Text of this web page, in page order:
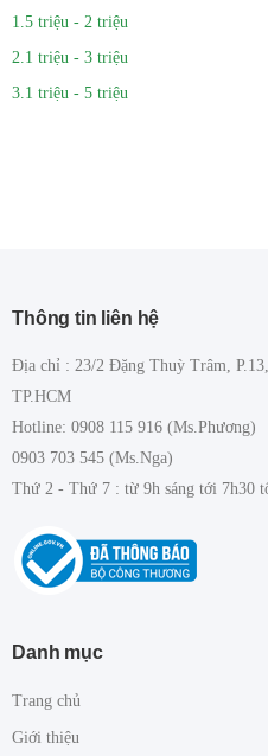
1.5 triệu - 2 triệu
2.1 triệu - 3 triệu
3.1 triệu - 5 triệu
Thông tin liên hệ
Địa chỉ : 23/2 Đặng Thuỳ Trâm,
TP.HCM
Hotline: 0908 115 916 (Ms.Phương)
0903 703 545 (Ms.Nga)
Thứ 2 - Thứ 7 : từ 9h sáng tới 7h30
Danh mục
Trang chủ
Giới thiệu